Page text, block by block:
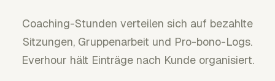
Coaching-Stunden verteilen sich auf bezahlte
Sitzungen, Gruppenarbeit und Pro-bono-Logs.
Everhour hält Einträge nach Kunde organisiert.